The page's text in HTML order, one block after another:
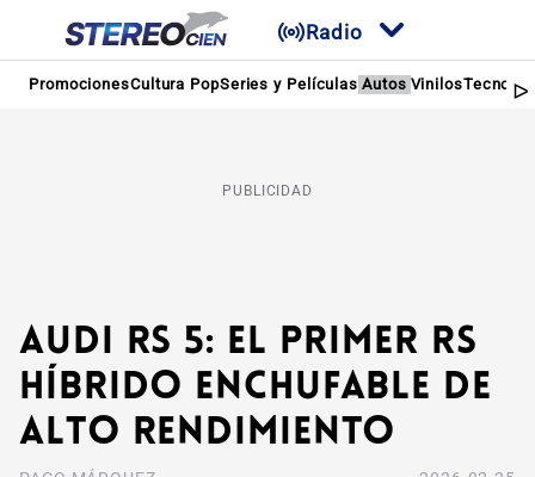
Radio
PromocionesCultura PopSeries y Películas Autos Vinilos
PUBLICIDAD
Audi RS 5: el primer RS
híbrido enchufable de
alto rendimiento